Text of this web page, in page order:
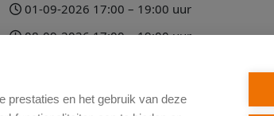
prestaties en het gebruik van deze
01-09-2026 17:00 – 19:00 uur
08-09-2026 17:00 – 19:00 uur